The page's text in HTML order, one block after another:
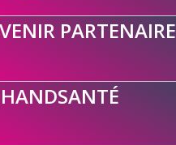
PARTENAIRE